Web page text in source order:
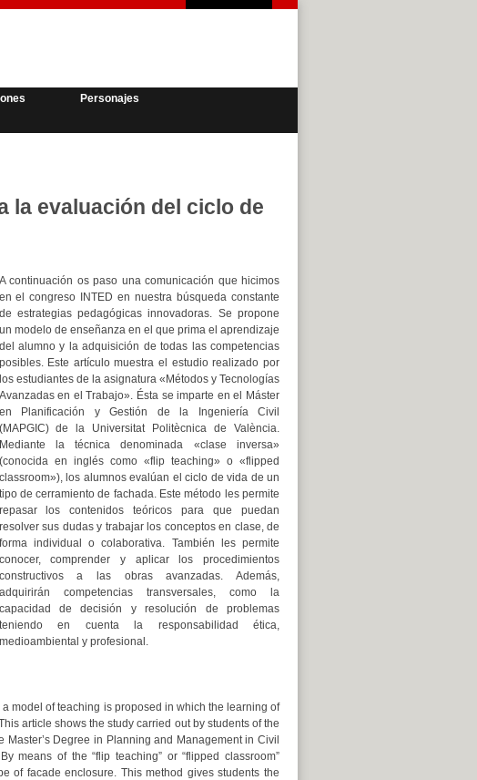
Personajes
la evaluación del ciclo de
A continuación os paso una comunicación que hicimos
en el congreso INTED en nuestra búsqueda constante
de estrategias pedagógicas innovadoras. Se propone
un modelo de enseñanza en el que prima el aprendizaje
del alumno y la adquisición de todas las competencias
posibles. Este artículo muestra el estudio realizado por
los estudiantes de la asignatura «Métodos y Tecnologías
Avanzadas en el Trabajo». Ésta se imparte en el Máster
en Planificación y Gestión de la Ingeniería Civil
(MAPGIC) de la Universitat Politècnica de València.
Mediante la técnica denominada «clase inversa»
(conocida en inglés como «flip teaching» o «flipped
classroom»), los alumnos evalúan el ciclo de vida de un
tipo de cerramiento de fachada. Este método les permite
repasar los contenidos teóricos para que puedan
resolver sus dudas y trabajar los conceptos en clase, de
forma individual o colaborativa. También les permite
conocer, comprender y aplicar los procedimientos
constructivos a las obras avanzadas. Además,
adquirirán competencias transversales, como la
capacidad de decisión y resolución de problemas
teniendo en cuenta la responsabilidad ética,
medioambiental y profesional.
model of teaching is proposed in which the learning of
article shows the study carried out by students of the
Degree in Planning and Management in Civil
means of the “flip teaching” or “flipped classroom”
of facade enclosure. This method gives students the